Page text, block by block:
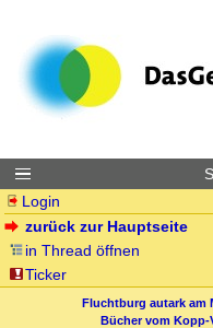
Login
zurück zur Hauptseite
in Thread öffnen
Ticker
Fluchtburg autark am
Bücher vom Kopp-